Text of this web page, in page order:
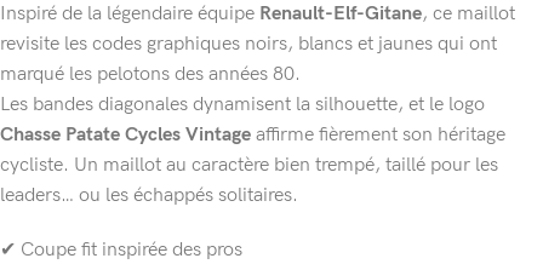
Inspiré de la légendaire équipe Renault-Elf-Gitane, ce maillot
revisite les codes graphiques noirs, blancs et jaunes qui ont
marqué les pelotons des années 80.
Les bandes diagonales dynamisent la silhouette, et le logo
Chasse Patate Cycles Vintage affirme fièrement son héritage
cycliste. Un maillot au caractère bien trempé, taillé pour les
leaders… ou les échappés solitaires.
✔ Coupe fit inspirée des pros